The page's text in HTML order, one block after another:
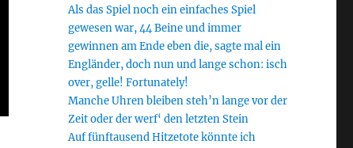
Als das Spiel noch ein einfaches Spiel
gewesen war, 44 Beine und immer
gewinnen am Ende eben die, sagte mal ein
Engländer, doch nun und lange schon: isch
over, gelle! Fortunately!
Manche Uhren bleiben steh’n lange vor der
Zeit oder der werf‘ den letzten Stein
Auf fünftausend Hitzetote könnte ich